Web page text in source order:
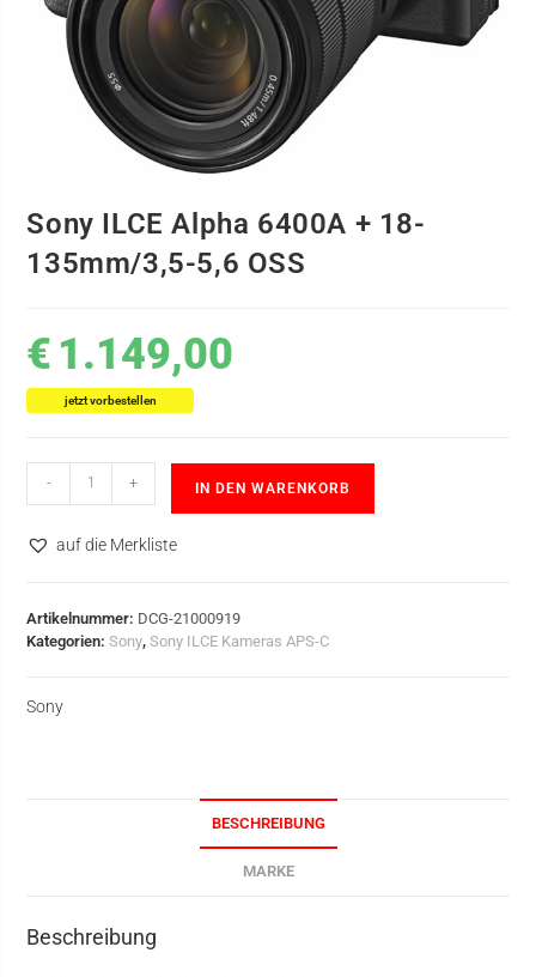
Sony ILCE Alpha 6400A + 18-
135mm/3,5-5,6 OSS
€ 1.149,00
jetzt vorbestellen
- + IN DEN WARENKORB
auf die Merkliste
Artikelnummer: DCG-21000919
Kategorien:Sony,Sony ILCE Kameras APS-C
Sony
BESCHREIBUNG
MARKE
Beschreibung